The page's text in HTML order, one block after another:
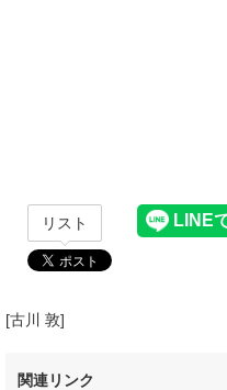
リスト
[古川 敦]
関連リンク